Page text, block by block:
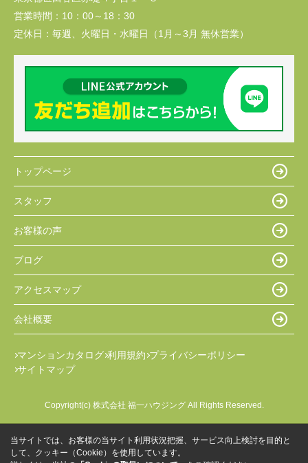
営業時間： 10：00～18：30
定休日： 毎週、火曜日・水曜日（1月～3月 無休営業）
トップページ
スタッフ
お客様の声
ブログ
アクセスマップ
会社概要
マンションカタログ 利用規約 プライバシーポリシー
サイトマップ
Copyright(c) 株式会社 福一ハウジング All Rights Reserved.
当サイトでは、お客様の当サイト利用状況把握、サービス向上検討を目的と
して、クッキー（Cookie）を使用しています。